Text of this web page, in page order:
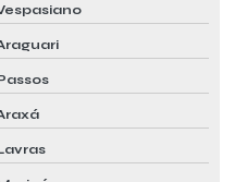
controle de ar condicionado